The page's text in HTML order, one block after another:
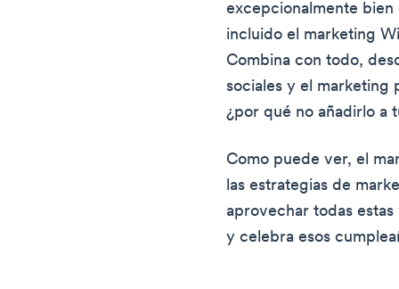
excepcionalmente
incluido el marketing
Combina con todo,
sociales y el marketing
¿por qué no añadirlo a
Como puede ver, el
las estrategias de
aprovechar todas
y celebra esos